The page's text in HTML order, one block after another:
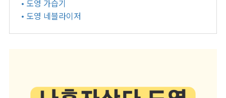
• 도영 가습기
• 도영 네블라이저